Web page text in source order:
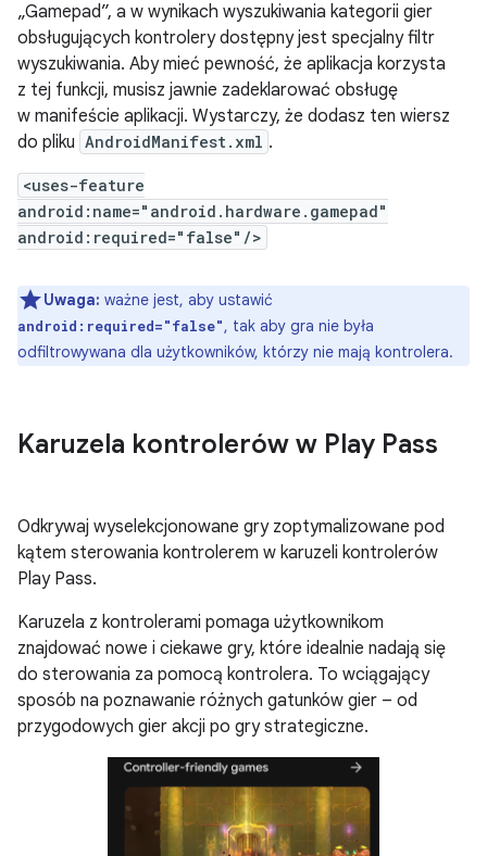
„Gamepad”, a w wynikach wyszukiwania kategorii gier
obsługujących kontrolery dostępny jest specjalny filtr
wyszukiwania. Aby mieć pewność, że aplikacja korzysta
z tej funkcji, musisz jawnie zadeklarować obsługę
w manifeście aplikacji. Wystarczy, że dodasz ten wiersz
do pliku AndroidManifest.xml .
<uses-feature
android:name="android.hardware.gamepad"
android:required="false"/>
Uwaga: ważne jest, aby ustawić
android:required="false", tak aby gra nie była
odfiltrowywana dla użytkowników, którzy nie mają kontrolera.
Karuzela kontrolerów w Play Pass
Odkrywaj wyselekcjonowane gry zoptymalizowane pod
kątem sterowania kontrolerem w karuzeli kontrolerów
Play Pass.
Karuzela z kontrolerami pomaga użytkownikom
znajdować nowe i ciekawe gry, które idealnie nadają się
do sterowania za pomocą kontrolera. To wciągający
sposób na poznawanie różnych gatunków gier – od
przygodowych gier akcji po gry strategiczne.